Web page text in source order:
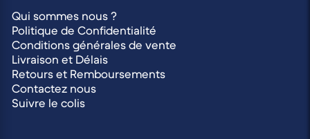
Qui sommes nous ?
Politique de Confidentialité
Conditions générales de vente
Livraison et Délais
Retours et Remboursements
Contactez nous
Suivre le colis